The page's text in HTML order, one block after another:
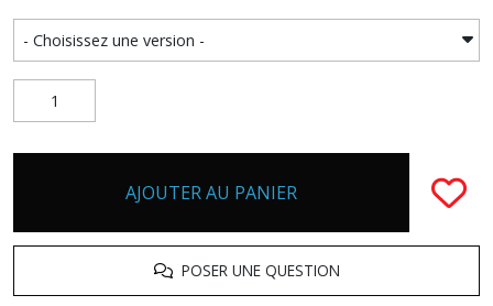
AJOUTER AU PANIER
POSER UNE QUESTION